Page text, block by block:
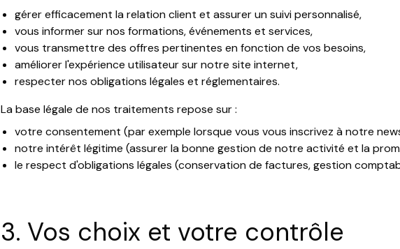
gérer efficacement la relation client et assurer un suivi personnalisé,
vous informer sur nos formations, événements et services,
vous transmettre des offres pertinentes en fonction de vos besoins,
améliorer l'expérience utilisateur sur notre site internet,
respecter nos obligations légales et réglementaires.
La base légale de nos traitements repose sur :
votre consentement (par exemple lorsque vous vous inscrivez à notre
notre intérêt légitime (assurer la bonne gestion de notre activité et la
le respect d'obligations légales (conservation de factures, gestion
3. Vos choix et votre contrôle